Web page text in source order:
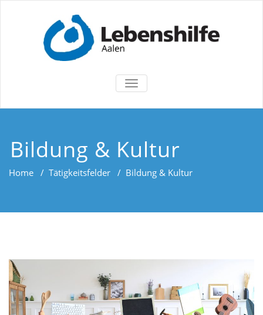
TOGGLE
Bildung & Kultur
Home / Tätigkeitsfelder / Bildung & Kultur